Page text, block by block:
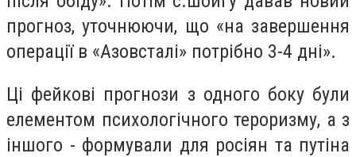
прогноз, уточнюючи, що «на завершення
операції в «Азовсталі» потрібно 3-4 дні».
Ці фейкові прогнози з одного боку були
елементом психологічного тероризму, а з
іншого - формували для росіян та путіна